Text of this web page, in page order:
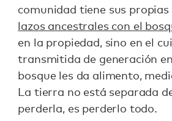
comunidad tiene sus
lazos ancestrales con el
en la propiedad, sino en el
transmitida de generación
bosque les da alimento,
La tierra no está separada
perderla, es perderlo todo.